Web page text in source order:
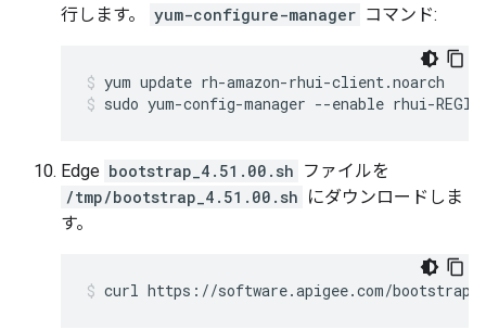
行します。
yum-configure-manager コマンド:
sudo yum-config-manager --enable rhui-
Edge bootstrap_4.51.00.sh ファイルを
/tmp/bootstrap_4.51.00.sh にダウンロードしま
す。
curl https://software.apigee.com/